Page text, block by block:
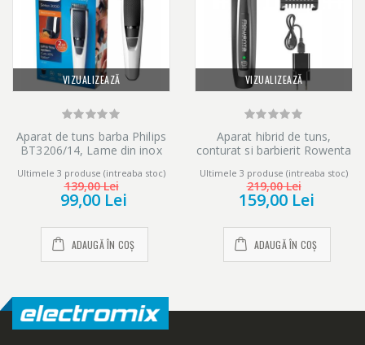
Flex & Pivot Technology
Acest aparat de ras foloseste Flex & Pivot Technology pentru a
se plia perfect la conturul fetei dumneavoastra si va ofera
rezultate precise inca de la prima utlizare.
Intercept Trimmer
VIZUALIZEAZĂ
Aparat de tuns barba Philips
BT3206/14, Lame din inox
Ultimele 3 produse (intreaba stoc)
139,00 Lei
99,00 Lei
ADAUGĂ ÎN COȘ
VIZUALIZEAZĂ
Aparat hibrid de tuns,
conturat si barbierit Rowenta
Acumulator, 0.4-5 mm,
Negru/Argintiu
Ultimele 3 produse (intreaba stoc)
219,00 Lei
159,00 Lei
ADAUGĂ ÎN COȘ